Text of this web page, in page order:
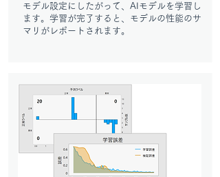
モデル設定にしたがって、AIモデルを学習し
ます。学習が完了すると、モデルの性能のサ
マリがレポートされます。